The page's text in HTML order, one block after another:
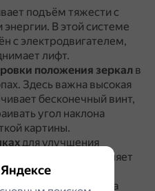
подъём тяжести с
В этой системе
с электродвигателем,
лифт.
положения зеркал в
Здесь важна высокая
бесконечный винт,
угол наклона
картины.
для улучшения
шпулю.
Он представляет
которое
При этом вал, на